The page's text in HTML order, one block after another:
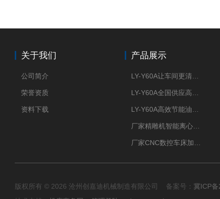
关于我们
公司简介
荣誉资质
资料下载
产品展示
版权所有 © 2026 沧州创嘉迪机械制造有限公司 备案号： 冀ICP